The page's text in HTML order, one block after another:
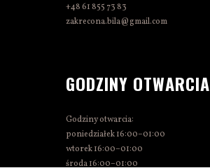
+48 61 855 73 83
zakrecona.bila@gmail.com
GODZINY OTWARCIA
Godziny otwarcia:
poniedziałek 16:00–01:00
wtorek 16:00–01:00
środa 16:00–01:00